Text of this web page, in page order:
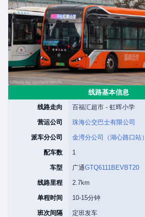
线路基本信息
线路走向 百福汇超市 - 虹晖小学
营运公司 珠海公交巴士有限公司
派车分公司 金湾分公司（湖心路口站）
配车数 1
车型 广通GTQ6111BEVBT20
线路里程 2.7km
单程时间 10-15分钟
班次间隔 定班发车